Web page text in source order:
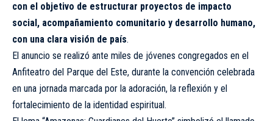
con el objetivo de estructurar proyectos de impacto
social, acompañamiento comunitario y desarrollo humano,
con una clara visión de país.
El anuncio se realizó ante miles de jóvenes congregados en el
Anfiteatro del Parque del Este, durante la convención celebrada
en una jornada marcada por la adoración, la reflexión y el
fortalecimiento de la identidad espiritual.